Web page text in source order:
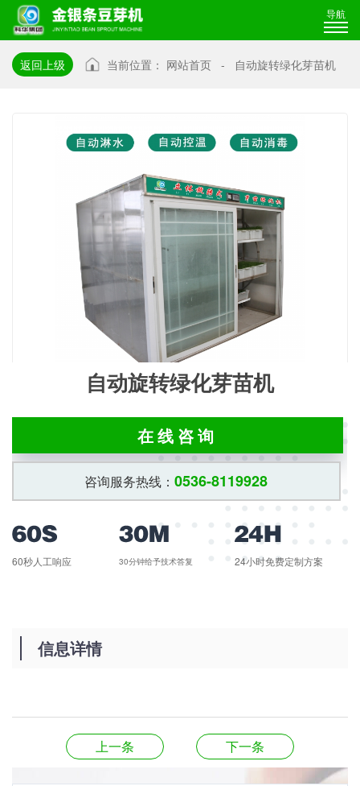
导航
返回上级 当前位置： 网站首页 - 自动旋转绿化芽苗机
自动旋转绿化芽苗机
在线咨询
咨询服务热线：0536-8119928
60秒人工响应 30分钟给予技术答复 24小时免费定制方案
信息详情
上一条 下一条